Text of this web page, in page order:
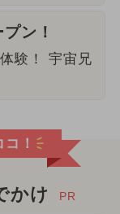
ン！
験！ 宇宙兄
！
かけ PR